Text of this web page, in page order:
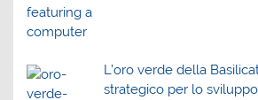
L’oro verde della
strategico per lo